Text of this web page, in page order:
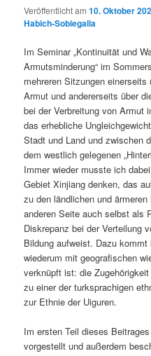
Veröffentlicht am10. Oktober
Habich-Sobiegalla
Im Seminar „Kontinuität und
Armutsminderung“ im
mehreren Sitzungen
Armut und andererseits über
bei der Verbreitung von Armut
das erhebliche
Stadt und Land und zwischen
dem westlich gelegenen
Immer wieder musste ich
Gebiet Xinjiang denken, das
zu den ländlichen und
anderen Seite auch selbst als
Diskrepanz bei der Verteilung
Bildung aufweist. Dazu
wiederum mit geografischen
verknüpft ist: die
zu einer der turksprachigen
zur Ethnie der Uiguren.
Im ersten Teil dieses
vorgestellt und außerdem